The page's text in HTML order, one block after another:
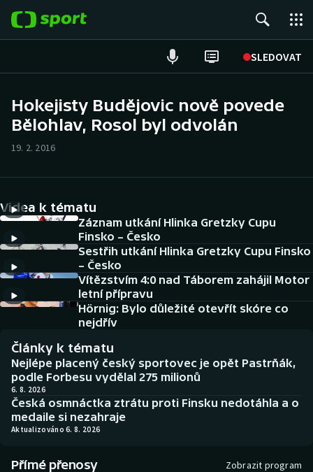
SLEDOVAT
Hokej
Cyklistika
DALŠÍ SPORTY
Americký fotbal
Baseball a softbal
Basketbal
Biatlon
Boby a skeleton
Box
NEPŘEHLÉDNĚTE
Historické návraty
Aplikace ČT sport
AZ kvíz
Hokejisty Budějovic nově povede
Bělohlav, Rosol byl odvolán
19. 2. 2016
Videa k tématu
Záznam utkání Hlinka Gretzky Cupu
Finsko – Česko
Sestřih utkání Hlinka Gretzky Cupu Finsko
– Česko
Vítězstvím 4:0 nad Táborem zahájil Motor
letní přípravu
Hörnig: Bylo důležité otevřít skóre co
nejdřív
Články k tématu
Nejlépe placený český sportovec je opět Pastrňák,
podle Forbesu vydělal 275 milionů
6. 8. 2026
Česká osmnáctka ztrátu proti Finsku nedotáhla a o
medaile si nezahraje
Aktualizováno 6. 8. 2026
Přímé přenosy Zobrazit program